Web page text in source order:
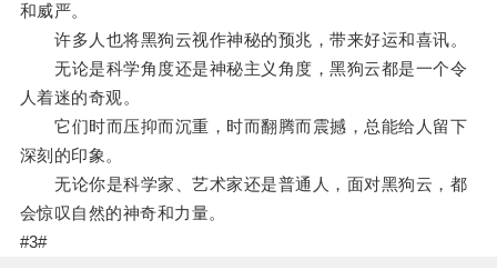
和威严。
许多人也将黑狗云视作神秘的预兆，带来好运和喜讯。
无论是科学角度还是神秘主义角度，黑狗云都是一个令
人着迷的奇观。
它们时而压抑而沉重，时而翻腾而震撼，总能给人留下
深刻的印象。
无论你是科学家、艺术家还是普通人，面对黑狗云，都
会惊叹自然的神奇和力量。
#3#